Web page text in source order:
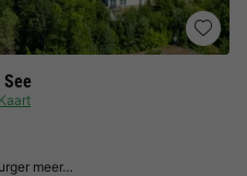
Kaart
meer…